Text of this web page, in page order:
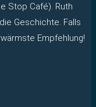
Stop Café). Ruth
Geschichte. Falls
Empfehlung!